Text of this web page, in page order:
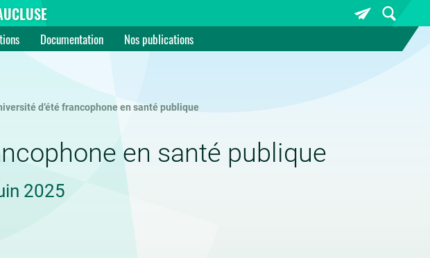
Documentation Nos publications
d’été francophone en santé publique
en santé publique
2025